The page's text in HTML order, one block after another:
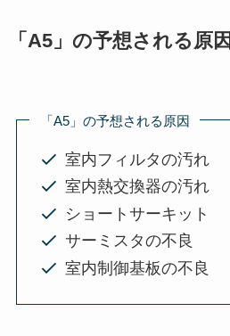
「A5」の予想される原因
「A5」の予想される原因
室内フィルタの汚れ
室内熱交換器の汚れ
ショートサーキット
サーミスタの不良
室内制御基板の不良